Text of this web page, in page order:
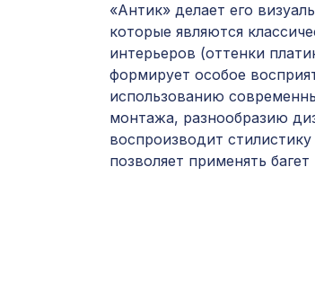
«Антик» делает его
которые являются
интерьеров (оттенки
формирует особое
использованию
монтажа, разнообразию
воспроизводит
позволяет применять